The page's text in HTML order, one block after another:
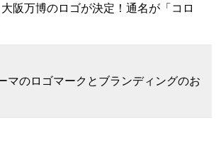
大阪万博のロゴが決定！通名が「コロ
マのロゴマークとブランディングのお